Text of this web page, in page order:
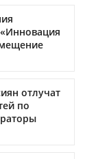
отлучат
по